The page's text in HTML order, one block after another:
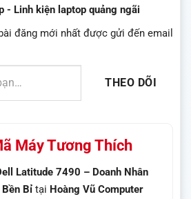
- Linh kiện laptop quảng ngãi
đăng mới nhất được gửi đến email
THEO DÕI
Máy Tương Thích
Latitude 7490 – Doanh Nhân
Bền Bỉ tại Hoàng Vũ Computer